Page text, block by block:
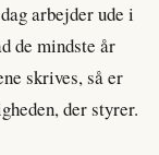
arbejder ude i
de mindste år
skrives, så er
der styrer.